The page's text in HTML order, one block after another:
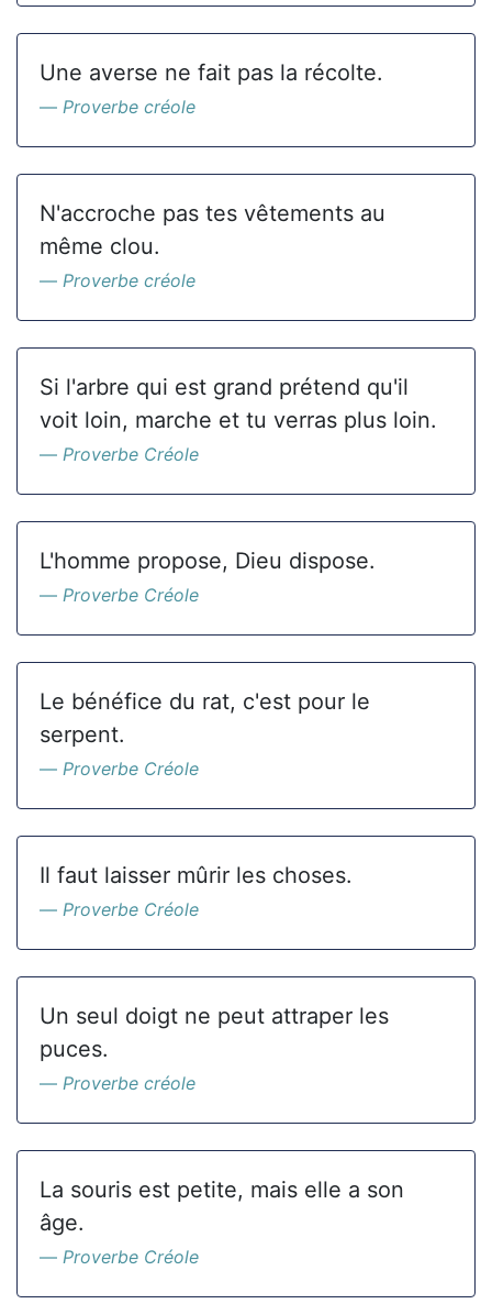
Une averse ne fait pas la récolte.
Proverbe créole
N'accroche pas tes vêtements au
même clou.
Proverbe créole
Si l'arbre qui est grand prétend qu'il
voit loin, marche et tu verras plus loin.
Proverbe Créole
L'homme propose, Dieu dispose.
Proverbe Créole
Le bénéfice du rat, c'est pour le
serpent.
Proverbe Créole
Il faut laisser mûrir les choses.
Proverbe Créole
Un seul doigt ne peut attraper les
puces.
Proverbe créole
La souris est petite, mais elle a son
âge.
Proverbe Créole